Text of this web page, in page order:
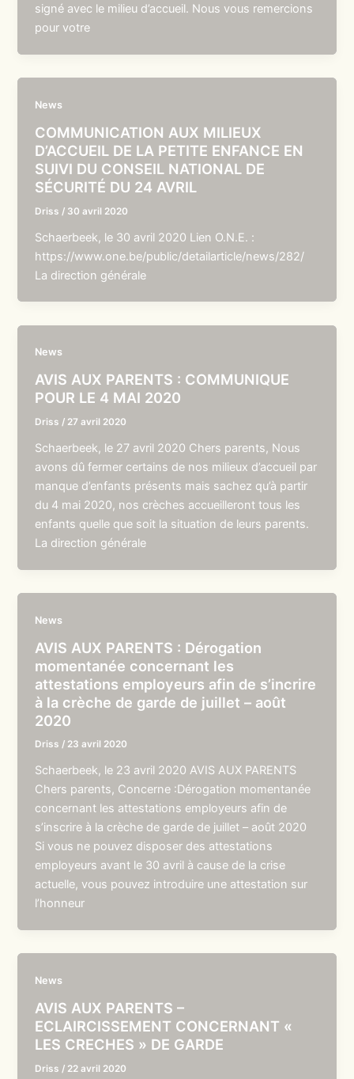
signé avec le milieu d’accueil. Nous vous remercions
pour votre
News
COMMUNICATION AUX MILIEUX
D’ACCUEIL DE LA PETITE ENFANCE EN
SUIVI DU CONSEIL NATIONAL DE
SÉCURITÉ DU 24 AVRIL
Driss / 30 avril 2020
Schaerbeek, le 30 avril 2020 Lien O.N.E. :
https://www.one.be/public/detailarticle/news/282/
La direction générale
News
AVIS AUX PARENTS : COMMUNIQUE
POUR LE 4 MAI 2020
Driss / 27 avril 2020
Schaerbeek, le 27 avril 2020 Chers parents, Nous
avons dû fermer certains de nos milieux d’accueil par
manque d’enfants présents mais sachez qu’à partir
du 4 mai 2020, nos crèches accueilleront tous les
enfants quelle que soit la situation de leurs parents.
La direction générale
News
AVIS AUX PARENTS : Dérogation
momentanée concernant les
attestations employeurs afin de s’incrire
à la crèche de garde de juillet – août
2020
Driss / 23 avril 2020
Schaerbeek, le 23 avril 2020 AVIS AUX PARENTS
Chers parents, Concerne :Dérogation momentanée
concernant les attestations employeurs afin de
s’inscrire à la crèche de garde de juillet – août 2020
Si vous ne pouvez disposer des attestations
employeurs avant le 30 avril à cause de la crise
actuelle, vous pouvez introduire une attestation sur
l’honneur
News
AVIS AUX PARENTS –
ECLAIRCISSEMENT CONCERNANT «
LES CRECHES » DE GARDE
Driss / 22 avril 2020